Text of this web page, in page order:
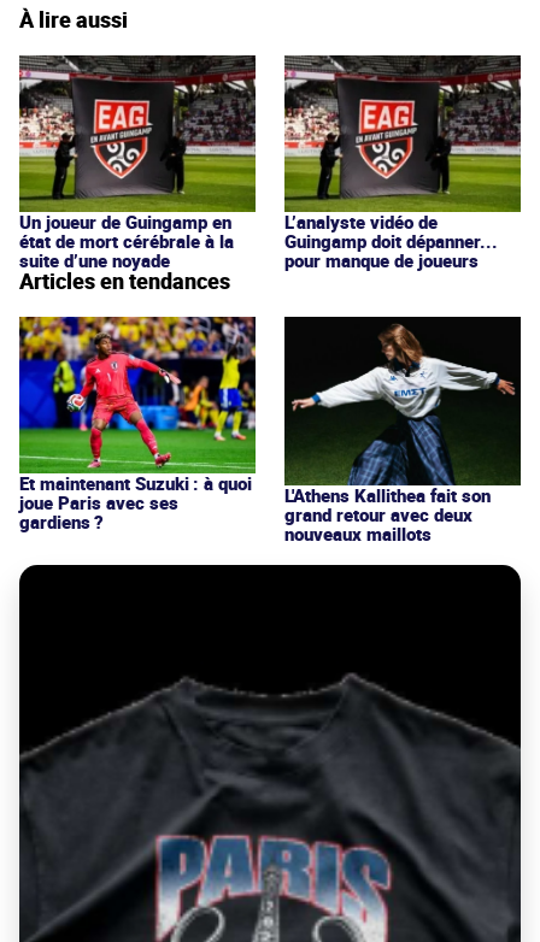
À lire aussi
Un joueur de Guingamp en
état de mort cérébrale à la
suite d’une noyade
L’analyste vidéo de
Guingamp doit dépanner...
pour manque de joueurs
Articles en tendances
Et maintenant Suzuki : à quoi
joue Paris avec ses
gardiens ?
L'Athens Kallithea fait son
grand retour avec deux
nouveaux maillots